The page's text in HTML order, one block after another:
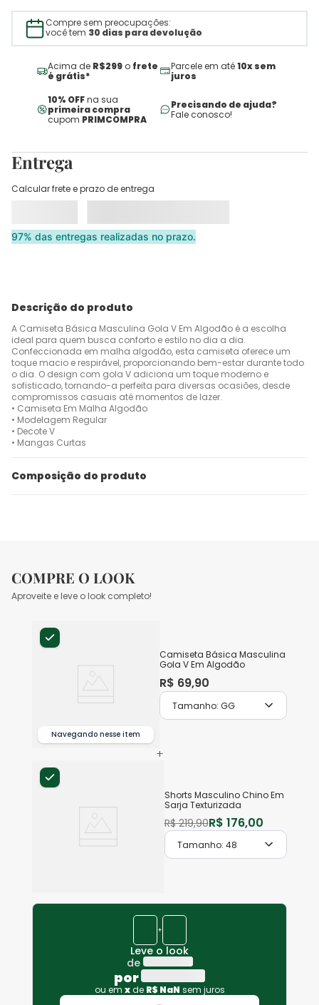
Compre sem preocupações:
você tem 30 dias para devolução
Acima de R$299 o frete
é grátis*
Parcele em até10x sem
juros
10% OFFna sua
primeira compra
cupom PRIMCOMPRA
Precisando de ajuda?
Fale conosco!
Entrega
Calcular frete e prazo de entrega
97% das entregas realizadas no prazo.
Descrição do produto
A Camiseta Básica Masculina Gola V Em Algodão é a escolha
ideal para quem busca conforto e estilo no dia a dia.
Confeccionada em malha algodão, esta camiseta oferece um
toque macio e respirável, proporcionando bem-estar durante todo
o dia. O design com gola V adiciona um toque moderno e
sofisticado, tornando-a perfeita para diversas ocasiões, desde
compromissos casuais até momentos de lazer.
• Camiseta Em Malha Algodão
• Modelagem Regular
• Decote V
• Mangas Curtas
Composição do produto
COMPRE O LOOK
Aproveite e leve o look completo!
Navegando nesse item
Camiseta Básica Masculina
Gola V Em Algodão
R$ 69,90
Tamanho: GG
+
Shorts Masculino Chino Em
Sarja Texturizada
R$ 219,90R$ 176,00
Tamanho: 48
+
Leve o look
de
por
ou em x de R$ NaN sem juros